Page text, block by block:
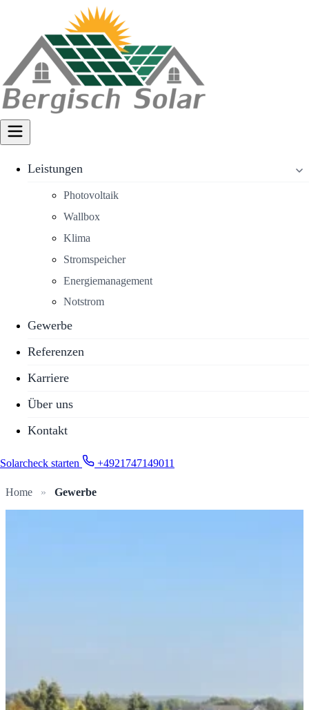
Leistungen
Photovoltaik
Wallbox
Klima
Stromspeicher
Energiemanagement
Notstrom
Gewerbe
Referenzen
Karriere
Über uns
Kontakt
Solarcheck starten +4921747149011
Home » Gewerbe